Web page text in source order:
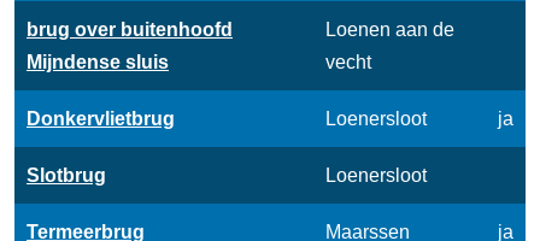
brug over buitenhoofd
Mijndense sluis
Loenen aan de
vecht
Donkervlietbrug Loenersloot ja
Slotbrug Loenersloot
Termeerbrug Maarssen ja